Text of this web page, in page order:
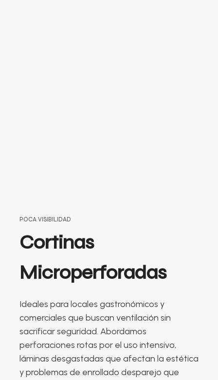
POCA VISIBILIDAD
Cortinas
Microperforadas
Ideales para locales gastronómicos y
comerciales que buscan ventilación sin
sacrificar seguridad. Abordamos
perforaciones rotas por el uso intensivo,
láminas desgastadas que afectan la estética
y problemas de enrollado desparejo que